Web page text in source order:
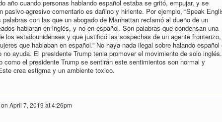
año cuando personas hablando español estaba se gritó, empujar, y se
pasivo-agresivo comentario es dañino y hiriente. Por ejemplo, “Speak
con las que un abogado de Manhattan reclamó al dueño de un
hablaran en inglés, y no en español. Son palabras que condensan una
los estadounidenses y que justificó las sospechas de un agente
que hablaban en español.” No haya nada ilegal sobre halando español
ayuda. El presidente Trump tenia promover el movimiento de solo inglés.
como el presidente Trump se sentirán este sentimientos son normal y
crea estigma y un ambiente toxico.
on April 7, 2019 at 4:26pm